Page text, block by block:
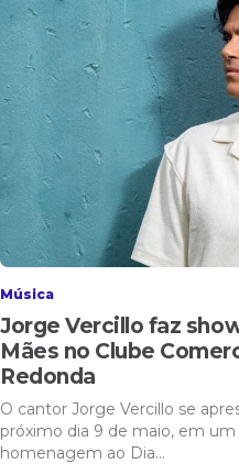
Música
Jorge Vercillo faz
Mães no Clube
Redonda
O cantor Jorge Vercillo se
próximo dia 9 de maio, em
homenagem ao Dia…